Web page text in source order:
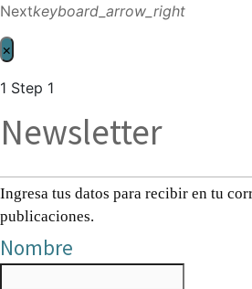
Nextkeyboard_arrow_right
×
1 Step 1
Newsletter
Ingresa tus datos para recibir en tu
publicaciones.
Nombre